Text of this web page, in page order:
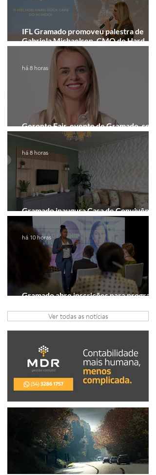
IFL Gramado promoveu palestra de
Gabriela Michaelsen, CMO do Hard
Rock Cafe Gramado
Geronto Fair, evento de Gramado, será
realizada em formato digital
há 8 horas
Gramado inaugura Casa de Convivência
dedicada às mulheres
há 8 horas
Gramado abre inscrições para programa
há 10 horas
Ver todas as notícias